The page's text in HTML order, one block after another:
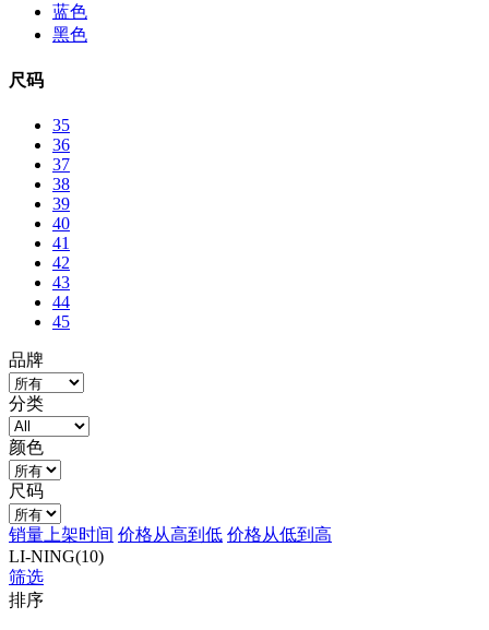
蓝色
黑色
尺码
35
36
37
38
39
40
41
42
43
44
45
品牌
分类
颜色
尺码
销量 上架时间 价格从高到低 价格从低到高
LI-NING(10)
筛选
排序